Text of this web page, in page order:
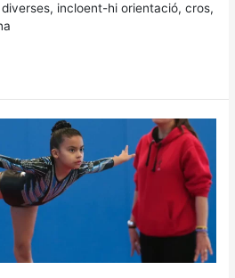
incloent-hi orientació, cros,